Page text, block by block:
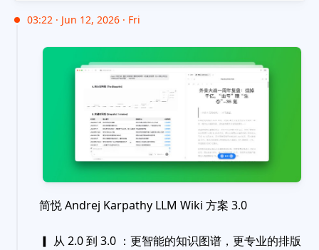
03:22 · Jun 12, 2026 · Fri
简悦 Andrej Karpathy LLM Wiki 方案 3.0
▎ 从 2.0 到 3.0 ：更智能的知识图谱，更专业的排版